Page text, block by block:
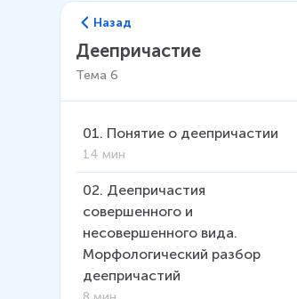
Назад
Деепричастие
Тема 6
01. Понятие о деепричастии
14 мин
02. Деепричастия
совершенного и
несовершенного вида.
Морфологический разбор
деепричастий